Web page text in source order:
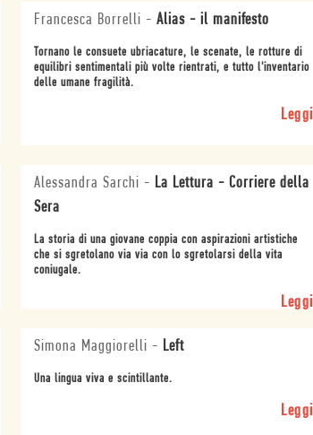
Francesca Borrelli - Alias - il manifesto
Tornano le consuete ubriacature, le scenate, le rotture di
equilibri sentimentali più volte rientrati, e tutto l'inventario
delle umane fragilità.
Leggi
Alessandra Sarchi - La Lettura - Corriere della
Sera
La storia di una giovane coppia con aspirazioni artistiche
che si sgretolano via via con lo sgretolarsi della vita
coniugale.
Leggi
Simona Maggiorelli - Left
Una lingua viva e scintillante.
Leggi